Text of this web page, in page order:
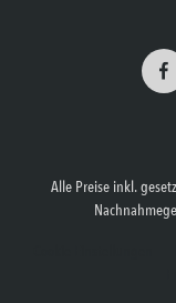
Alle Preise inkl.